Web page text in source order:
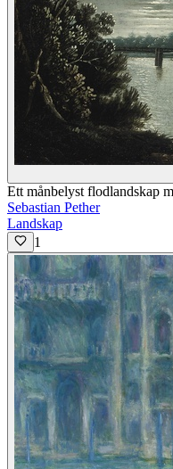
Ett månbelyst flodlandskap
Sebastian Pether
Landskap
1